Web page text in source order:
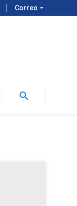
Correo arrow_drop_down
search